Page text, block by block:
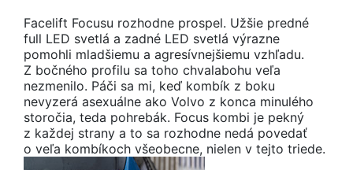
Facelift Focusu rozhodne prospel. Užšie predné
full LED svetlá a zadné LED svetlá výrazne
pomohli mladšiemu a agresívnejšiemu vzhľadu.
Z bočného profilu sa toho chvalabohu veľa
nezmenilo. Páči sa mi, keď kombík z boku
nevyzerá asexuálne ako Volvo z konca minulého
storočia, teda pohrebák. Focus kombi je pekný
z každej strany a to sa rozhodne nedá povedať
o veľa kombíkoch všeobecne, nielen v tejto triede.